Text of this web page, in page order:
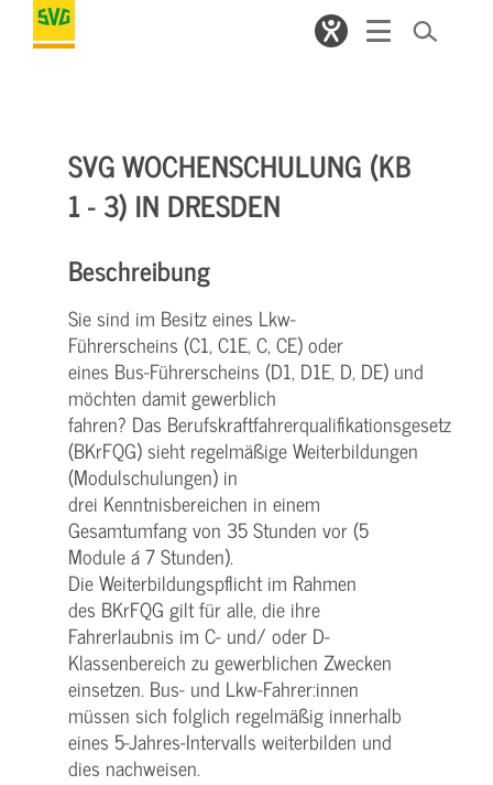
SVG WOCHENSCHULUNG (KB
1 - 3) IN DRESDEN
Beschreibung
Sie sind im Besitz eines Lkw-
Führerscheins (C1, C1E, C, CE) oder
eines Bus-Führerscheins (D1, D1E, D, DE) und
möchten damit gewerblich
fahren? Das Berufskraftfahrerqualifikationsgesetz
(BKrFQG) sieht regelmäßige Weiterbildungen
(Modulschulungen) in
drei Kenntnisbereichen in einem
Gesamtumfang von 35 Stunden vor (5
Module á 7 Stunden).
Die Weiterbildungspflicht im Rahmen
des BKrFQG gilt für alle, die ihre
Fahrerlaubnis im C- und/ oder D-
Klassenbereich zu gewerblichen Zwecken
einsetzen. Bus- und Lkw-Fahrer:innen
müssen sich folglich regelmäßig innerhalb
eines 5-Jahres-Intervalls weiterbilden und
dies nachweisen.